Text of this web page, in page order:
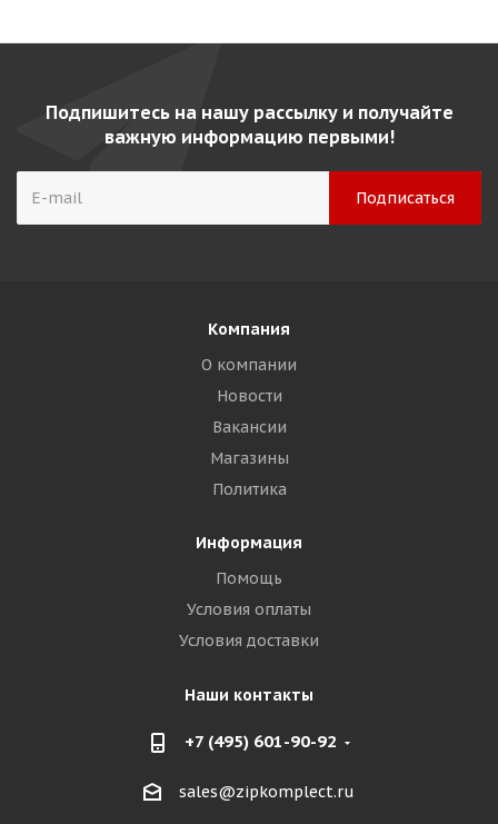
Подпишитесь на нашу рассылку и получайте
важную информацию первыми!
Компания
О компании
Новости
Вакансии
Магазины
Политика
Информация
Помощь
Условия оплаты
Условия доставки
Наши контакты
+7 (495) 601-90-92
sales@zipkomplect.ru